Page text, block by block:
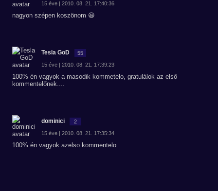
15 éve | 2010. 08. 21. 17:40:36
nagyon szépen koszönom 😆
Tesla GoD 55
15 éve | 2010. 08. 21. 17:39:23
100% én vagyok a masodik kommetelo, gratulálok az első
kommentelőnek....
dominici 2
15 éve | 2010. 08. 21. 17:35:34
100% én vagyok azelso kommentelo